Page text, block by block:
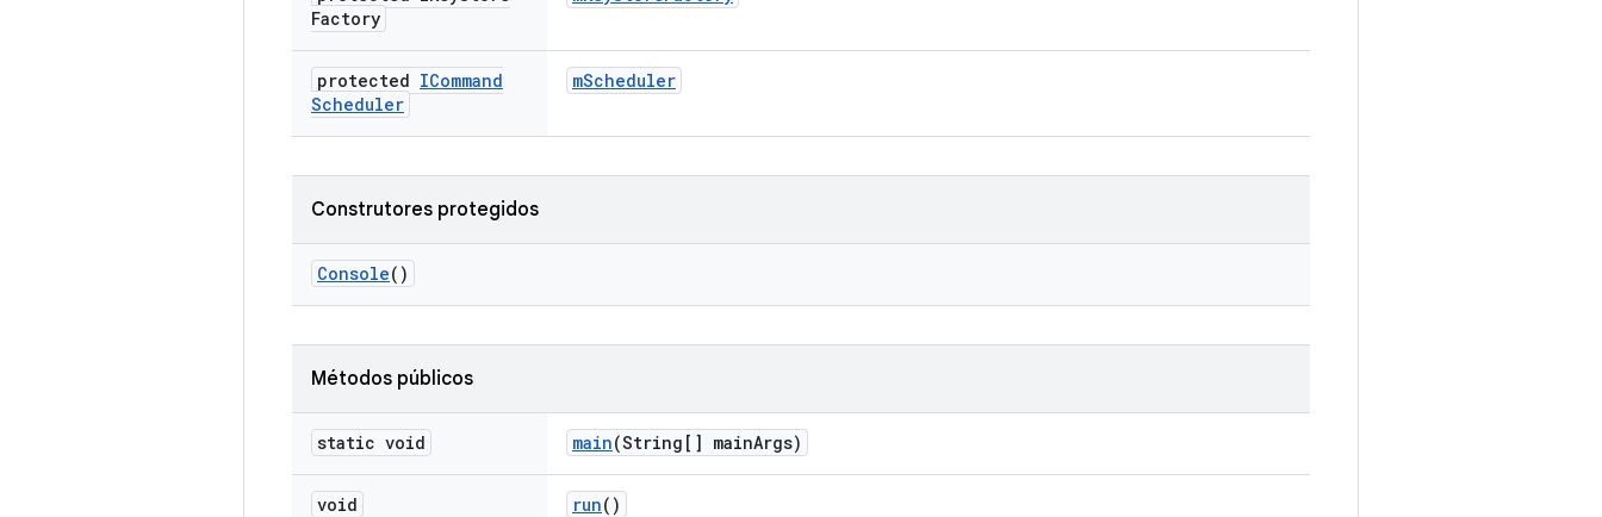
Factory
protected ICommand
Scheduler
mScheduler
Construtores protegidos
Console()
Métodos públicos
static void main(String[] mainArgs)
void run()